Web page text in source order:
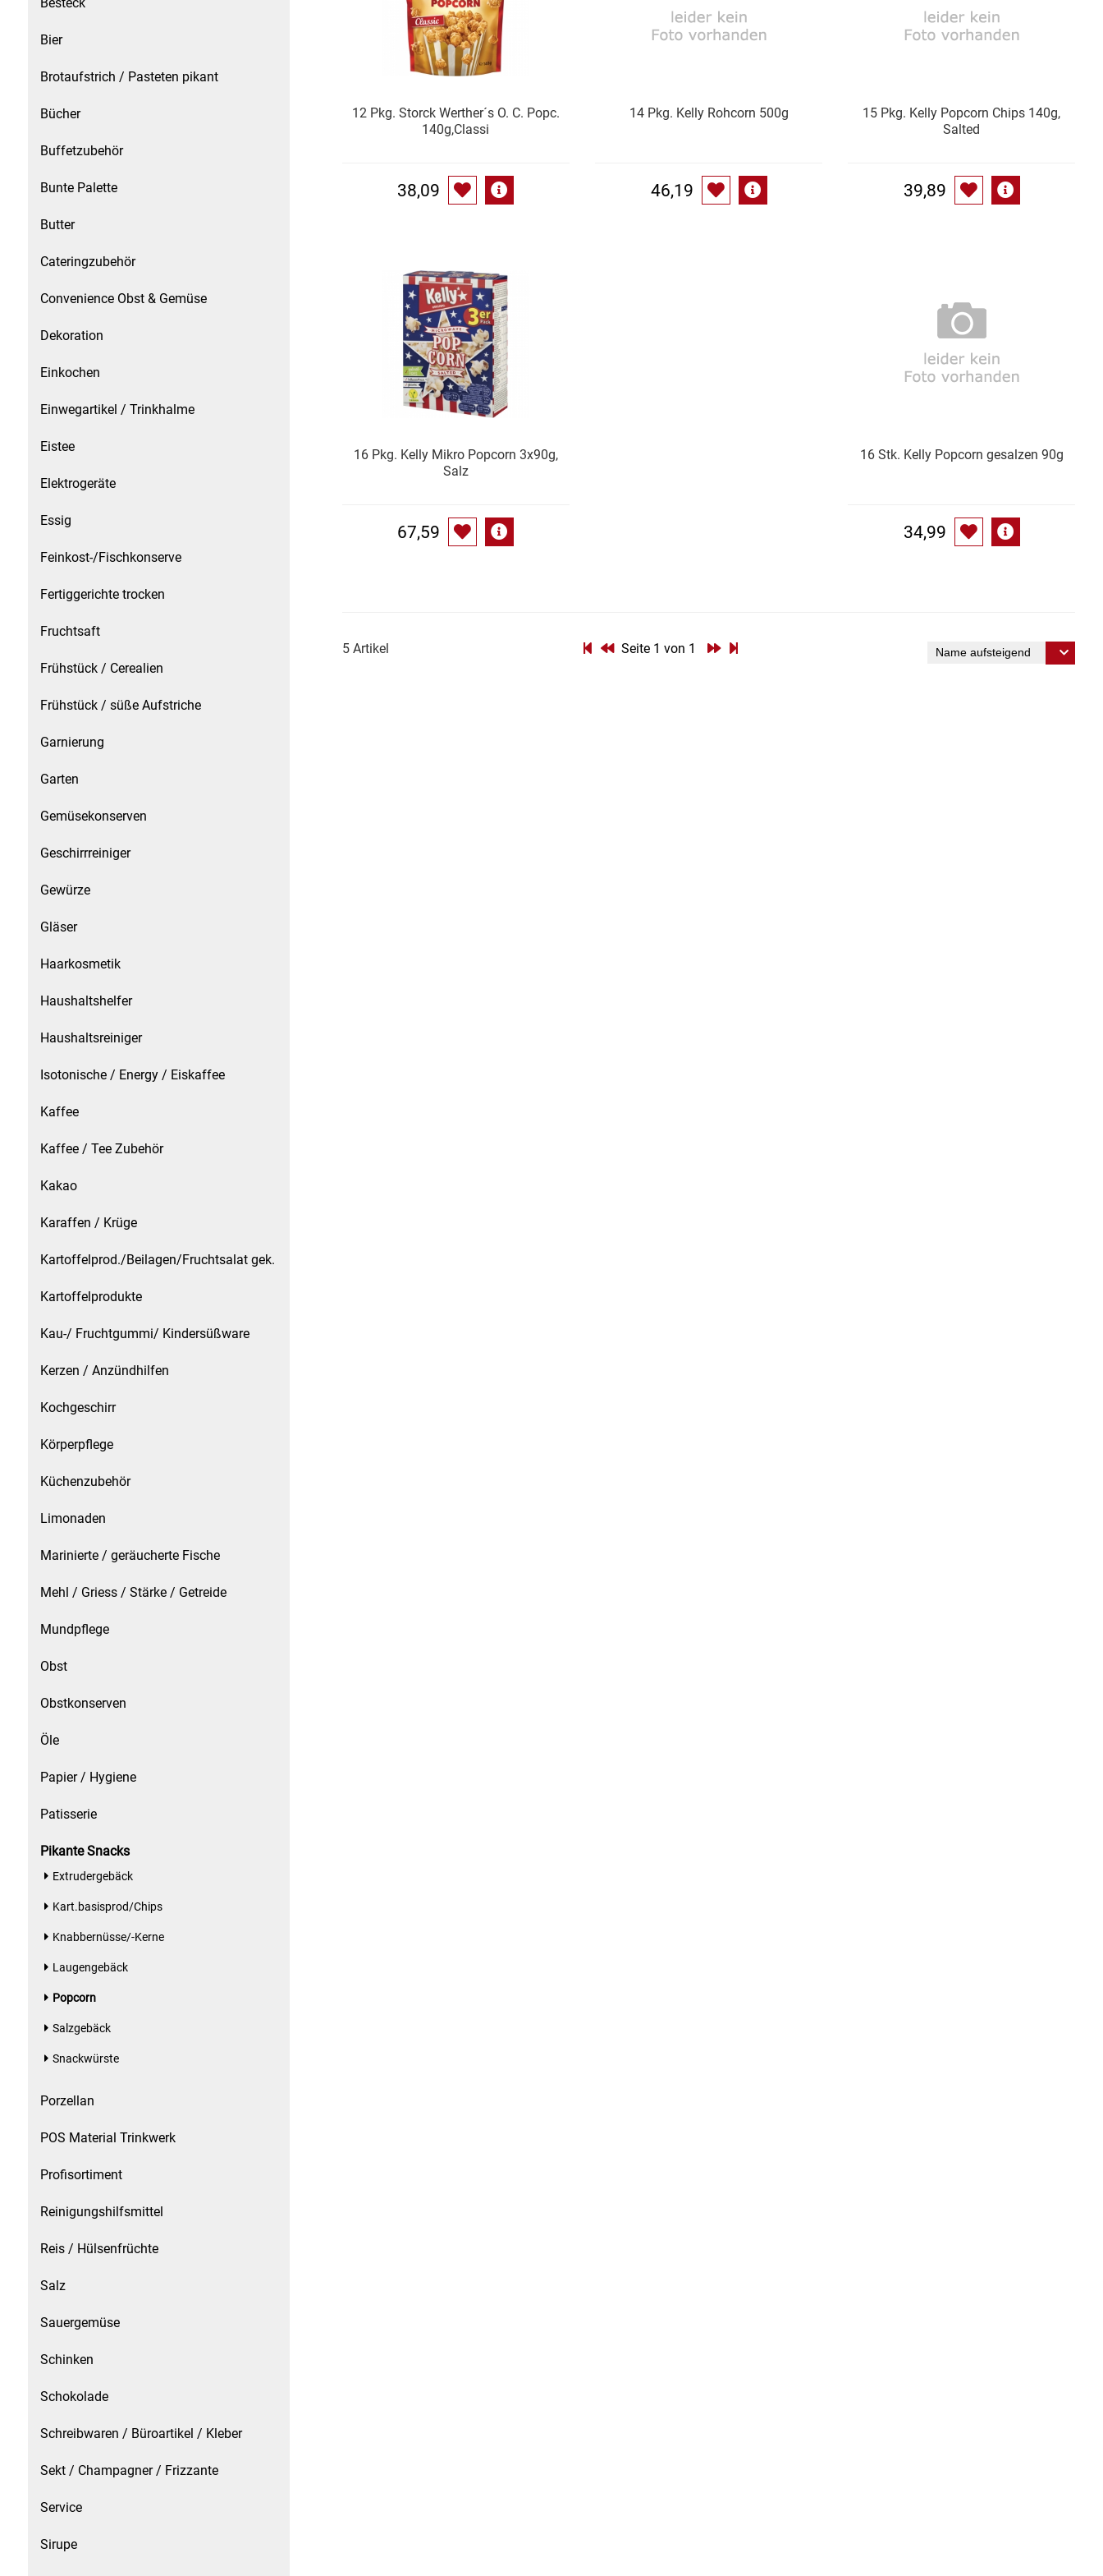
Spielzeug & Baby
Zubehör
Butter
Cateringzubehör
Convenience Obst & Gemüse
Dekoration
Elektrogeräte
Essig
Feinkost-/Fischkonserve
Fertiggerichte trocken
Fruchtsaft
Garten
Gemüsekonserven
Geschirrreiniger
Gewürze
Haushaltsreiniger
Isotonische / Energy / Eiskaffee
Kaffee
Kaffee / Tee Zubehör
Kau-/ Fruchtgummi/ Kindersüßware
Kerzen / Anzündhilfen
Kochgeschirr
Körperpflege
Mehl / Griess / Stärke / Getreide
Mundpflege
Obst
Obstkonserven
Patisserie
Pikante Snacks
POS Material Trinkwerk
Profisortiment
Salz
Sauergemüse
Schinken
Schokolade
Schreibwaren / Büroartikel / Kleber
Speck / Rohschinken
Spezialreiniger
Bier
Brotaufstrich / Pasteten pikant
Bücher
Buffetzubehör
Bunte Palette
Butter
Cateringzubehör
Convenience Obst & Gemüse
Dekoration
Einkochen
Einwegartikel / Trinkhalme
Eistee
Elektrogeräte
Essig
Feinkost-/Fischkonserve
Fertiggerichte trocken
Fruchtsaft
Frühstück / Cerealien
Frühstück / süße Aufstriche
Garnierung
Garten
Gemüsekonserven
Geschirrreiniger
Gewürze
Gläser
Haarkosmetik
Haushaltshelfer
Haushaltsreiniger
Isotonische / Energy / Eiskaffee
Kaffee
Kaffee / Tee Zubehör
Kakao
Karaffen / Krüge
Kartoffelprod./Beilagen/Fruchtsalat gek.
Kartoffelprodukte
Kau-/ Fruchtgummi/ Kindersüßware
Kerzen / Anzündhilfen
Kochgeschirr
Körperpflege
Küchenzubehör
Limonaden
Marinierte / geräucherte Fische
Mehl / Griess / Stärke / Getreide
Mundpflege
Obst
Obstkonserven
Öle
Papier / Hygiene
Patisserie
Pikante Snacks
Extrudergebäck
Kart.basisprod/Chips
Knabbernüsse/-Kerne
Laugengebäck
Popcorn
Salzgebäck
Snackwürste
Porzellan
POS Material Trinkwerk
Profisortiment
Reinigungshilfsmittel
Reis / Hülsenfrüchte
Salz
Sauergemüse
Schinken
Schokolade
Schreibwaren / Büroartikel / Kleber
Sekt / Champagner / Frizzante
Service
Sirupe
12 Pkg. Storck Werther´s O. C. Popc.
140g,Classi
38,09
14 Pkg. Kelly Rohcorn 500g
46,19
15 Pkg. Kelly Popcorn Chips 140g,
Salted
39,89
16 Pkg. Kelly Mikro Popcorn 3x90g,
Salz
67,59
16 Stk. Kelly Popcorn gesalzen 90g
34,99
5 Artikel Seite 1 von 1